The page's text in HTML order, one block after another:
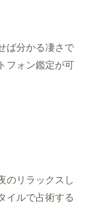
ば分かる凄さで
フォン鑑定が可
のリラックスし
イルで占術する